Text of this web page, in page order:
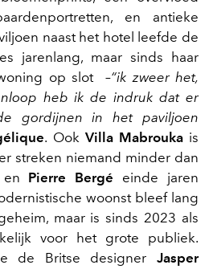
en antieke
naast het hotel leefde de
jarenlang, maar sinds haar
op slot –“ik zweer het,
heb ik de indruk dat er
gordijnen in het paviljoen
. Ook Villa Mabroukais
streken niemand minder dan
en Pierre Bergé einde jaren
woonst bleef lang
maar is sinds 2023 als
voor het grote publiek.
de Britse designer Jasper